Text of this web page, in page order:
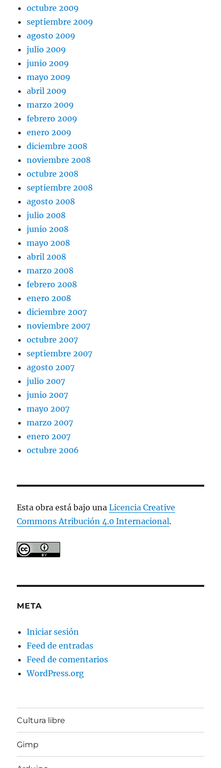
octubre 2009
septiembre 2009
agosto 2009
julio 2009
junio 2009
mayo 2009
abril 2009
marzo 2009
febrero 2009
enero 2009
diciembre 2008
noviembre 2008
octubre 2008
septiembre 2008
agosto 2008
julio 2008
junio 2008
mayo 2008
abril 2008
marzo 2008
febrero 2008
enero 2008
diciembre 2007
noviembre 2007
octubre 2007
septiembre 2007
agosto 2007
julio 2007
junio 2007
mayo 2007
marzo 2007
enero 2007
octubre 2006
Esta obra está bajo unaLicencia Creative
Commons Atribución 4.0 Internacional.
META
Iniciar sesión
Feed de entradas
Feed de comentarios
WordPress.org
Cultura libre
Gimp